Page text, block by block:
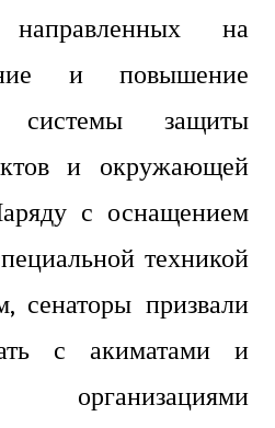
направленных на
и повышение
системы защиты
и окружающей
с оснащением
техникой
сенаторы призвали
с акиматами и
организациями